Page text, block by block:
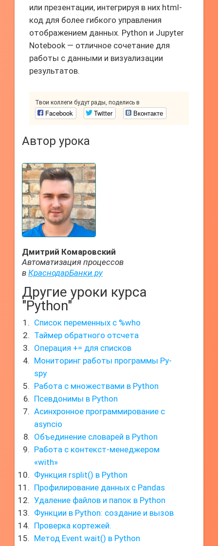
или презентации, интегрируя в них html-
код для более гибкого управления
отображением данных. Python и Jupyter
Notebook — отличное сочетание для
работы с данными и визуализации
результатов.
Твои коллеги будут рады, поделись в
Facebook Twitter Вконтакте
Автор урока
Дмитрий Комаровский
Автоматизация процессов
в КраснодарБанки.ру
Другие уроки курса
"Python"
Список переменных с %who
Таймер обратного отсчета
Операция += для списков
Мониторинг работы программы Py-
spy
Работа с множествами в Python
Псевдонимы в Python
Асинхронное программирование с
asyncio
Объединение словарей в Python
Работа с контекст-менеджером
«with»
Функция rsplit() в Python
Профилирование данных с Pandas
Удаление файлов и папок в Python
Функции в Python: создание и вызов
Проверка кортежей.
Метод Event.wait() в Python